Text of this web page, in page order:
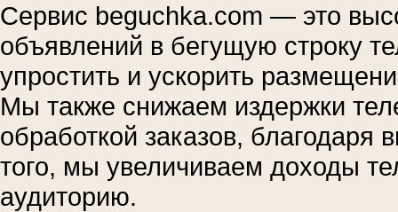
Сервис beguchka.com — это
объявлений в бегущую строку
упростить и ускорить
Мы также снижаем издержки
обработкой заказов,
того, мы увеличиваем доходы
аудиторию.